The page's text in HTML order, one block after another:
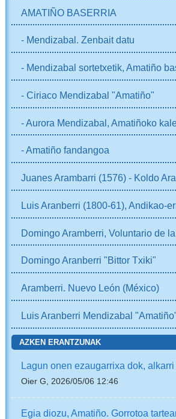
AMATIÑO BASERRIA
- Mendizabal. Zenbait datu
- Mendizabal sortetxetik, Amatiño
- Ciriaco Mendizabal "Amatiño"
- Aurora Mendizabal, Amatiñoko
- Amatiño fandangoa
Juanes Arambarri (1576) - Koldo
Luis Aranberri (1800-61), Andikao-
Domingo Aramberri, Voluntario de
Domingo Aranberri "Bittor Txiki"
Aramberri. Nuevo León (México)
Luis Aranberri Mendizabal
AZKEN ERANTZUNAK
Lagun onen ezaugarrixa dok,
Oier G, 2026/05/06 12:46
Egia diozu, Amatiño. Gorrotoa